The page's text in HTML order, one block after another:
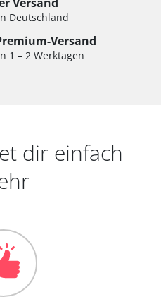
Deutschland
Versand
1 – 2 Werktagen
dir einfach